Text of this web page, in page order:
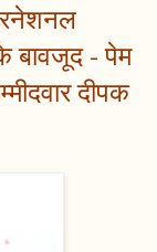
बावजूद - पेम
दीपक